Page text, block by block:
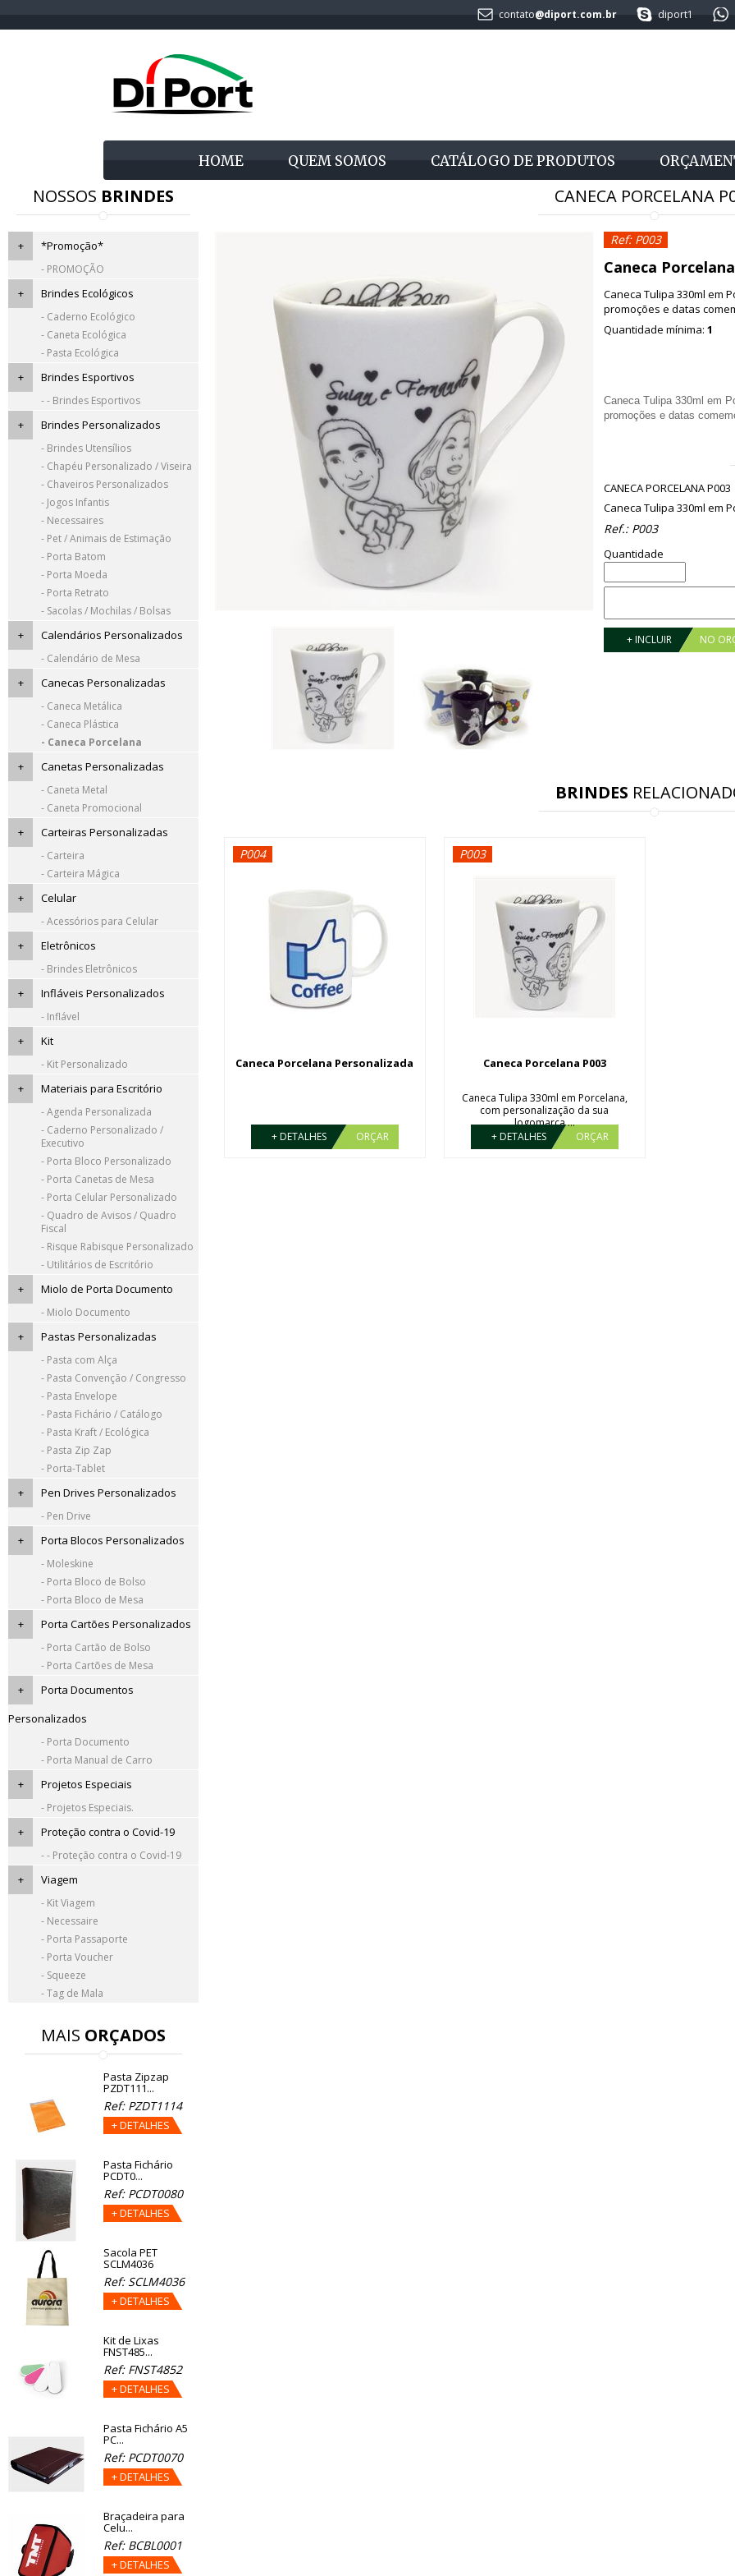
contato@diport.com.br diport1
HOME QUEM SOMOS CATÁLOGO DE PRODUTOS
NOSSOS BRINDES
+ *Promoção*
- PROMOÇÃO
+ Brindes Ecológicos
- Caderno Ecológico
- Caneta Ecológica
- Pasta Ecológica
+ Brindes Esportivos
- - Brindes Esportivos
+ Brindes Personalizados
- Brindes Utensílios
- Chapéu Personalizado / Viseira
- Chaveiros Personalizados
- Jogos Infantis
- Necessaires
- Pet / Animais de Estimação
- Porta Batom
- Porta Moeda
- Porta Retrato
- Sacolas / Mochilas / Bolsas
+ Calendários Personalizados
- Calendário de Mesa
+ Canecas Personalizadas
- Caneca Metálica
- Caneca Plástica
- Caneca Porcelana
+ Canetas Personalizadas
- Caneta Metal
- Caneta Promocional
+ Carteiras Personalizadas
- Carteira
- Carteira Mágica
+ Celular
- Acessórios para Celular
+ Eletrônicos
- Brindes Eletrônicos
+ Infláveis Personalizados
- Inflável
+ Kit
- Kit Personalizado
+ Materiais para Escritório
- Agenda Personalizada
- Caderno Personalizado /
Executivo
- Porta Bloco Personalizado
- Porta Canetas de Mesa
- Porta Celular Personalizado
- Quadro de Avisos / Quadro
Fiscal
- Risque Rabisque Personalizado
- Utilitários de Escritório
+ Miolo de Porta Documento
- Miolo Documento
+ Pastas Personalizadas
- Pasta com Alça
- Pasta Convenção / Congresso
- Pasta Envelope
- Pasta Fichário / Catálogo
- Pasta Kraft / Ecológica
- Pasta Zip Zap
- Porta-Tablet
+ Pen Drives Personalizados
- Pen Drive
+ Porta Blocos Personalizados
- Moleskine
- Porta Bloco de Bolso
- Porta Bloco de Mesa
+ Porta Cartões Personalizados
- Porta Cartão de Bolso
- Porta Cartões de Mesa
+
Porta Documentos
Personalizados
- Porta Documento
- Porta Manual de Carro
+ Projetos Especiais
- Projetos Especiais.
+ Proteção contra o Covid-19
- - Proteção contra o Covid-19
+ Viagem
- Kit Viagem
- Necessaire
- Porta Passaporte
- Porta Voucher
- Squeeze
- Tag de Mala
MAIS ORÇADOS
Pasta Zipzap
PZDT111...
Ref: PZDT1114
+ DETALHES
Pasta Fichário
PCDT0...
Ref: PCDT0080
+ DETALHES
Sacola PET
SCLM4036
Ref: SCLM4036
+ DETALHES
Kit de Lixas
FNST485...
Ref: FNST4852
+ DETALHES
Pasta Fichário A5
PC...
Ref: PCDT0070
+ DETALHES
Braçadeira para
Celu...
Ref: BCBL0001
+ DETALHES
CANECA PORCELANA
Ref: P003
Caneca
Caneca Tulipa 330ml em
promoções e datas
Quantidade mínima:1
Caneca Tulipa 330ml em
promoções e datas
CANECA PORCELANA P003
Caneca Tulipa 330ml em
Ref.: P003
Quantidade
+ INCLUIR NO
BRINDES
P004
Caneca Porcelana Personalizada
+ DETALHES ORÇAR
P003
Caneca Porcelana P003
Caneca Tulipa 330ml em Porcelana,
com personalização da sua
logomarca,...
+ DETALHES
ORÇAR